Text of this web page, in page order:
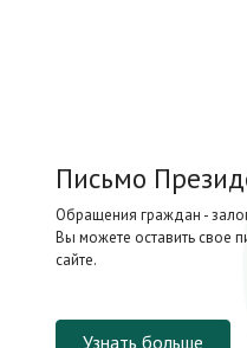
Письмо
Обращения граждан -
Вы можете оставить свое
сайте.
Узнать больше